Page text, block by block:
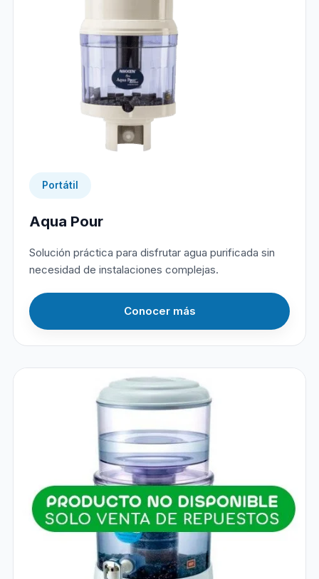
Portátil
Aqua Pour
Solución práctica para disfrutar agua purificada sin
necesidad de instalaciones complejas.
Conocer más